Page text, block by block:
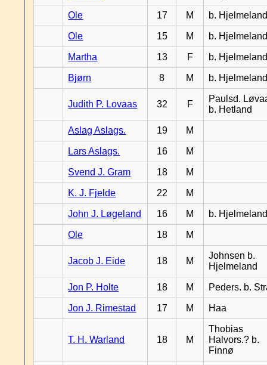
Ole 17 M b.
Ole 15 M b.
Martha 13 F b.
Bjørn 8 M b.
Judith P. Lovaas 32 F
Paulsd.
b. Hetland
Aslag Aslags. 19 M
Lars Aslags. 16 M
Svend J. Gram 18 M
K. J. Fjelde 22 M
John J. Løgeland 16 M b.
Ole 18 M
Jacob J. Eide 18 M
Johnsen b.
Hjelmeland
Jon P. Holte 18 M Peders. b.
Jon J. Rimestad 17 M Haa
T. H. Warland 18 M
Thobias
Halvors.? b.
Finnø